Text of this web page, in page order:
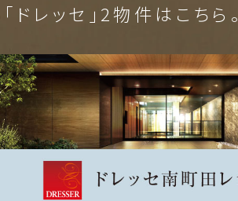
「ドレッセ」2物件はこちら。